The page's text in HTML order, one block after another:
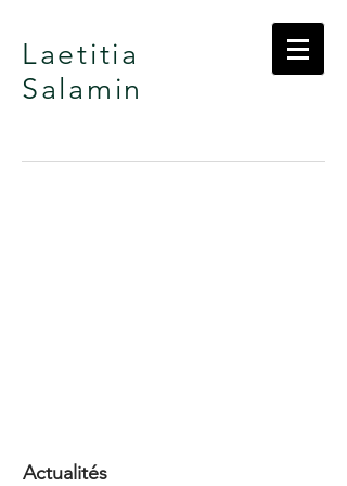
Laetitia
Salamin
Actualités